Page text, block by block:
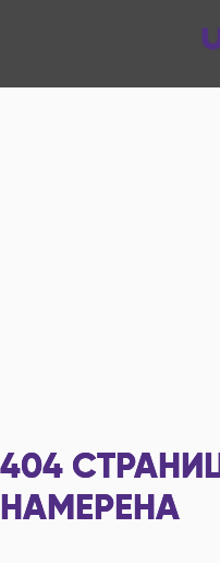
404
НАМЕРЕНА